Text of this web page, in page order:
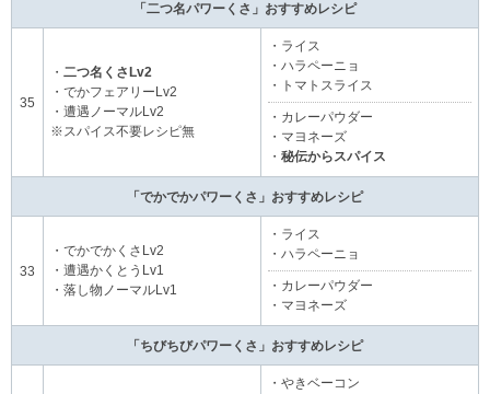
「二つ名パワーくさ」おすすめレシピ
35
・ 二つ名くさLv2
・でかフェアリーLv2
・遭遇ノーマルLv2
※スパイス不要レシピ無
・ライス
・ハラペーニョ
・トマトスライス
・カレーパウダー
・マヨネーズ
・ 秘伝からスパイス
「でかでかパワーくさ」おすすめレシピ
33
・でかでかくさLv2
・遭遇かくとうLv1
・落し物ノーマルLv1
・ライス
・ハラペーニョ
・カレーパウダー
・マヨネーズ
「ちびちびパワーくさ」おすすめレシピ
・やきベーコン